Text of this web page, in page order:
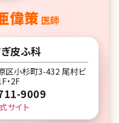
偉策 医師
ぎ皮ふ科
区小杉町3-432 尾村ビ
・2F
9009
サイト